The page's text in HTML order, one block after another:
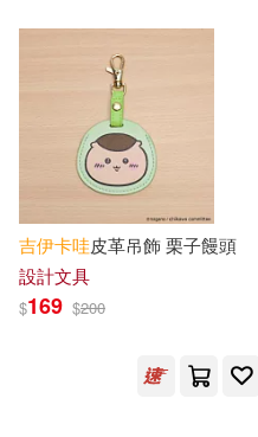
吉伊卡哇皮革吊飾 栗子饅頭
設計文具
$169 $200